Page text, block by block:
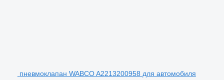
пневмоклапан WABCO A2213200958 для автомобиля